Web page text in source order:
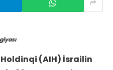
(AIH) İsrailin